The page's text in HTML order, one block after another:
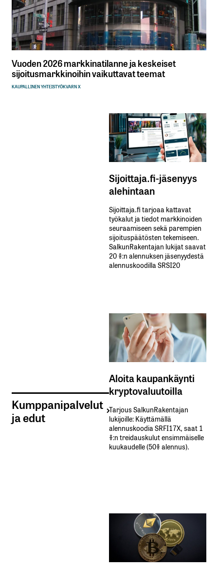
Vuoden 2026 markkinatilanne ja keskeiset
sijoitusmarkkinoihin vaikuttavat teemat
KAUPALLINEN YHTEISTYÖKVARN X
Kumppanipalvelut
ja edut
Sijoittaja.fi-jäsenyys
alehintaan
Sijoittaja.fi tarjoaa kattavat
työkalut ja tiedot markkinoiden
seuraamiseen sekä parempien
sijoituspäätösten tekemiseen.
SalkunRakentajan lukijat saavat
20 %:n alennuksen jäsenyydestä
alennuskoodilla SRSI20
Aloita kaupankäynti
kryptovaluutoilla
Tarjous SalkunRakentajan
lukijoille: Käyttämällä​ ​
alennuskoodia​ ​SRFI17X,​ ​saat​ ​1
%:n treidauskulut​ ​ensimmäiselle​ ​
kuukaudelle​ ​(50%​ ​alennus).